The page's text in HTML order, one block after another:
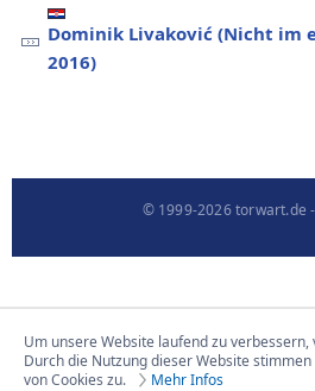
Dominik Livaković (Nicht im
2016)
© 1999-2026 torwart.de -
Um unsere Website laufend zu
Durch die Nutzung dieser Website
von Cookies zu.
Mehr Infos